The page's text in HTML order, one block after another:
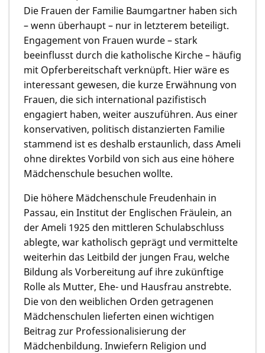
Die Frauen der Familie Baumgartner haben sich
– wenn überhaupt – nur in letzterem beteiligt.
Engagement von Frauen wurde – stark
beeinflusst durch die katholische Kirche – häufig
mit Opferbereitschaft verknüpft. Hier wäre es
interessant gewesen, die kurze Erwähnung von
Frauen, die sich international pazifistisch
engagiert haben, weiter auszuführen. Aus einer
konservativen, politisch distanzierten Familie
stammend ist es deshalb erstaunlich, dass Ameli
ohne direktes Vorbild von sich aus eine höhere
Mädchenschule besuchen wollte.
Die höhere Mädchenschule Freudenhain in
Passau, ein Institut der Englischen Fräulein, an
der Ameli 1925 den mittleren Schulabschluss
ablegte, war katholisch geprägt und vermittelte
weiterhin das Leitbild der jungen Frau, welche
Bildung als Vorbereitung auf ihre zukünftige
Rolle als Mutter, Ehe- und Hausfrau anstrebte.
Die von den weiblichen Orden getragenen
Mädchenschulen lieferten einen wichtigen
Beitrag zur Professionalisierung der
Mädchenbildung. Inwiefern Religion und